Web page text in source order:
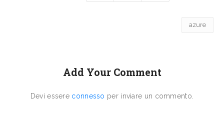
azure
Add Your Comment
Devi essere connesso per inviare un commento.